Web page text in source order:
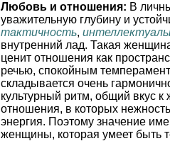
Любовь и отношения: В
уважительную глубину и
тактичность,
внутренний лад. Такая
ценит отношения как
речью, спокойным
складывается очень
культурный ритм, общий вкус к
отношения, в которых
энергия. Поэтому значение
женщины, которая умеет быть